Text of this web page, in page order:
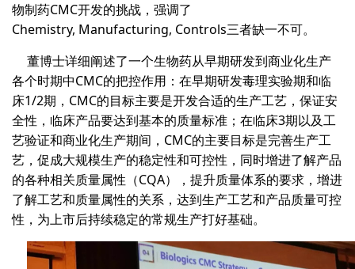
物制药CMC开发的挑战，强调了
Chemistry, Manufacturing, Controls三者缺一不可。
董博士详细阐述了一个生物药从早期研发到商业化生产
各个时期中CMC的把控作用：在早期研发毒理实验期和临
床1/2期，CMC的目标主要是开发合适的生产工艺，保证安
全性，临床产品要达到基本的质量标准；在临床3期以及工
艺验证和商业化生产期间，CMC的主要目标是完善生产工
艺，促成大规模生产的稳定性和可控性，同时增进了解产品
的各种相关质量属性（CQA），提升质量体系的要求，增进
了解工艺和质量属性的关系，达到生产工艺和产品质量可控
性，为上市后持续稳定的常规生产打好基础。